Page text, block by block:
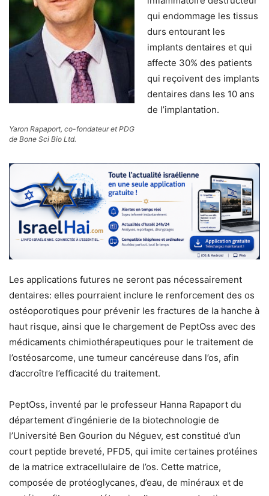
Yaron Rapaport, co-fondateur et PDG
de Bone Sci Bio Ltd.
qui endommage les tissus
durs entourant les
implants dentaires et qui
affecte 30% des patients
qui reçoivent des implants
dentaires dans les 10 ans
de l’implantation.
Les applications futures ne seront pas nécessairement
dentaires: elles pourraient inclure le renforcement des os
ostéoporotiques pour prévenir les fractures de la hanche à
haut risque, ainsi que le chargement de PeptOss avec des
médicaments chimiothérapeutiques pour le traitement de
l’ostéosarcome, une tumeur cancéreuse dans l’os, afin
d’accroître l’efficacité du traitement.
PeptOss, inventé par le professeur Hanna Rapaport du
département d’ingénierie de la biotechnologie de
l’Université Ben Gourion du Néguev, est constitué d’un
court peptide breveté, PFD5, qui imite certaines protéines
de la matrice extracellulaire de l’os. Cette matrice,
composée de protéoglycanes, d’eau, de minéraux et de